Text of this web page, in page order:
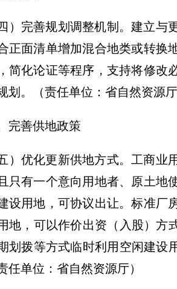
）完善规划调整机制。 建立与
正面清单增加混合地类或转换
简化论证等程序，支持将修改
划。
（责任单位：省自然资源厅
完善供地政策
）优化更新供地方式。 工商业
只有一个意向用地者、原土地
设用地，可协议出让。标准厂
地，可以作价出资（入股）方
划拨等方式临时利用空闲建设
任单位：省自然资源厅）